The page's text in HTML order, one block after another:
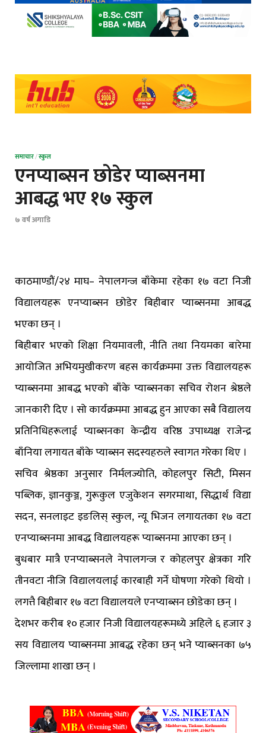
समाचार/स्कुल
एनप्याब्सन छोडेर प्याब्सनमा
आबद्ध भए १७ स्कुल
७ वर्ष अगाडि
काठमाण्डौं/२४ माघ– नेपालगन्ज बाँकेमा रहेका १७ वटा निजी
विद्यालयहरू एनप्याब्सन छोडेर बिहीबार प्याब्सनमा आबद्ध
भएका छन् ।
बिहीबार भएको शिक्षा नियमावली, नीति तथा नियमका बारेमा
आयोजित अभियमुखीकरण बहस कार्यक्रममा उक्त विद्यालयहरू
प्याब्सनमा आबद्ध भएको बाँके प्याब्सनका सचिव रोशन श्रेष्ठले
जानकारी दिए । सो कार्यक्रममा आबद्ध हुन आएका सबै विद्यालय
प्रतिनिधिहरूलाई प्याब्सनका केन्द्रीय वरिष्ठ उपाध्यक्ष राजेन्द्र
बाँनिया लगायत बाँके प्याब्सन सदस्यहरुले स्वागत गरेका थिए ।
सचिव श्रेष्ठका अनुसार निर्मलज्योति, कोहलपुर सिटी, मिसन
पब्लिक, ज्ञानकुञ्ज, गुरूकुल एजुकेशन सगरमाथा, सिद्धार्थ विद्या
सदन, सनलाइट इङलिस् स्कुल, न्यू भिजन लगायतका १७ वटा
एनप्याब्सनमा आबद्ध विद्यालयहरू प्याब्सनमा आएका छन् ।
बुधबार मात्रै एनप्याब्सनले नेपालगन्ज र कोहलपुर क्षेत्रका गरि
तीनवटा नीजि विद्यालयलाई कारबाही गर्ने घोषणा गरेको थियो ।
लगत्तै बिहीबार १७ वटा विद्यालयले एनप्याब्सन छोडेका छन् ।
देशभर करीब १० हजार निजी विद्यालयहरूमध्ये अहिले ६ हजार ३
सय विद्यालय प्याब्सनमा आबद्ध रहेका छन् भने प्याब्सनका ७५
जिल्लामा शाखा छन् ।